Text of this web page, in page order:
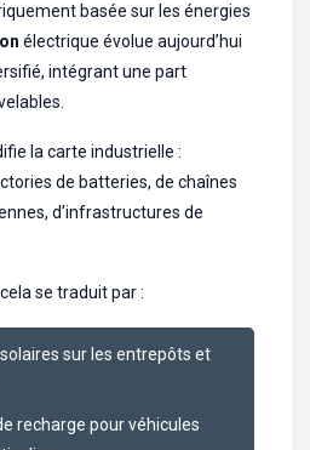
basée sur les énergies
électrique évolue aujourd’hui
intégrant une part
la carte industrielle :
de batteries, de chaînes
d’infrastructures de
se traduit par :
sur les entrepôts et
recharge pour véhicules